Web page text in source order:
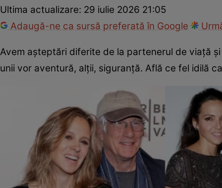
Ultima actualizare: 29 iulie 2026 21:05
Adaugă-ne ca sursă preferată în Google
Avem așteptări diferite de la partenerul de viață
unii vor aventură, alții, siguranță. Află ce fel idilă